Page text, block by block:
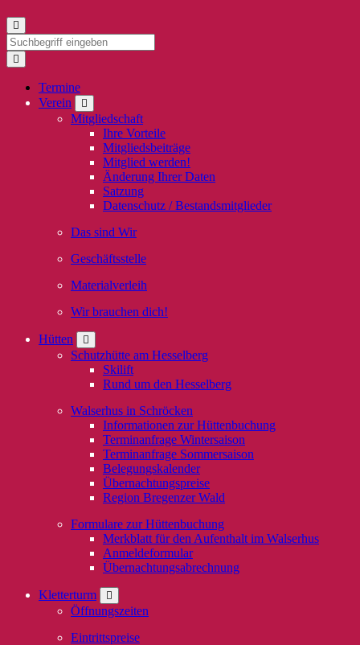
Termine
Verein
Mitgliedschaft
Ihre Vorteile
Mitgliedsbeiträge
Mitglied werden!
Änderung Ihrer Daten
Satzung
Datenschutz / Bestandsmitglieder
Das sind Wir
Geschäftsstelle
Materialverleih
Wir brauchen dich!
Hütten
Schutzhütte am Hesselberg
Skilift
Rund um den Hesselberg
Walserhus in Schröcken
Informationen zur Hüttenbuchung
Terminanfrage Wintersaison
Terminanfrage Sommersaison
Belegungskalender
Übernachtungspreise
Region Bregenzer Wald
Formulare zur Hüttenbuchung
Merkblatt für den Aufenthalt im Walserhus
Anmeldeformular
Übernachtungsabrechnung
Kletterturm
Öffnungszeiten
Eintrittspreise